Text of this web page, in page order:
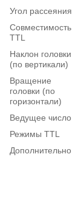
Угол рассеяния
Совместимость
TTL
Наклон головки
(по вертикали)
Вращение
головки (по
горизонтали)
Ведущее число
Режимы TTL
Дополнительно